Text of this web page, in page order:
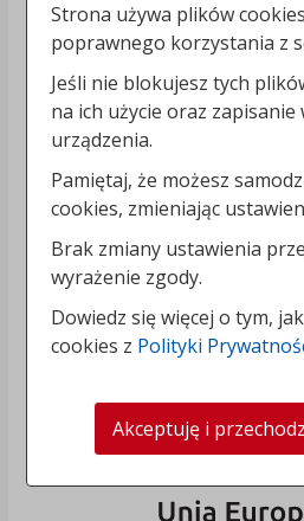
Strona używa plików
poprawnego korzystania z
Jeśli nie blokujesz tych
na ich użycie oraz zapisanie
urządzenia.
Pamiętaj, że możesz
cookies, zmieniając
Brak zmiany ustawienia
wyrażenie zgody.
Dowiedz się więcej o tym,
cookies z Polityki
Akceptuję i